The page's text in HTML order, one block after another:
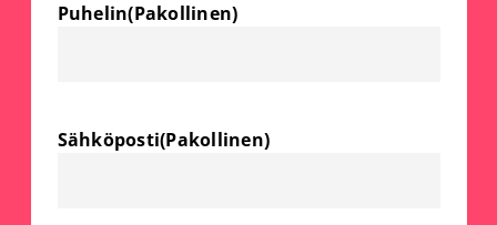
Puhelin(Pakollinen)
Sähköposti(Pakollinen)